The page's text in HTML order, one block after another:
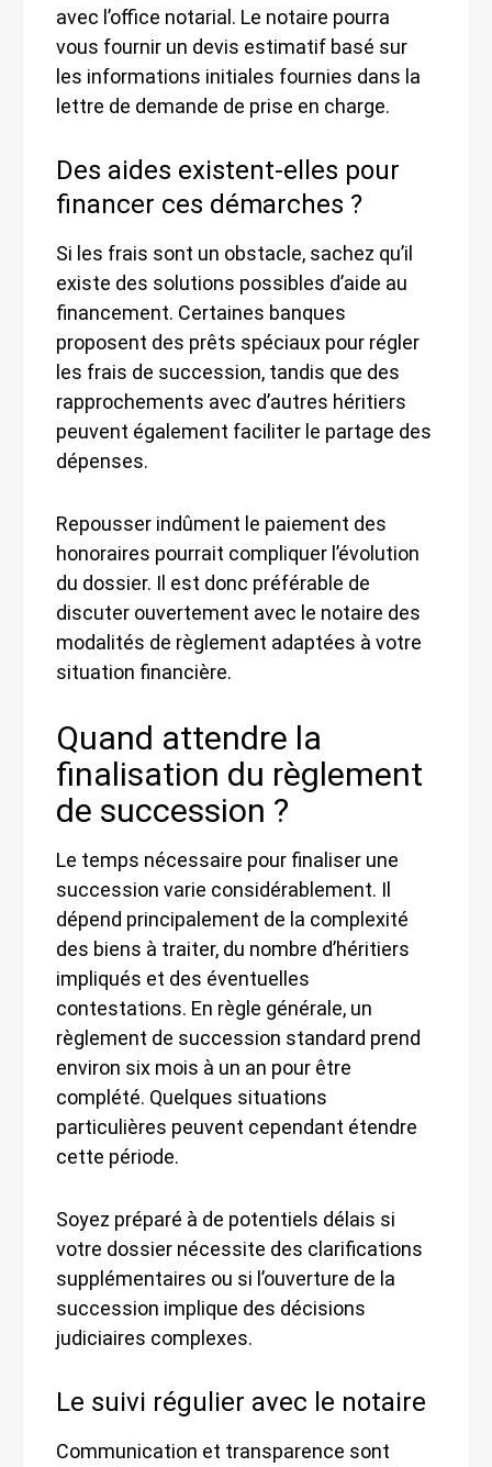
avec l’office notarial. Le notaire pourra
vous fournir un devis estimatif basé sur
les informations initiales fournies dans la
lettre de demande de prise en charge.
Des aides existent-elles pour
financer ces démarches ?
Si les frais sont un obstacle, sachez qu’il
existe des solutions possibles d’aide au
financement. Certaines banques
proposent des prêts spéciaux pour régler
les frais de succession, tandis que des
rapprochements avec d’autres héritiers
peuvent également faciliter le partage des
dépenses.
Repousser indûment le paiement des
honoraires pourrait compliquer l’évolution
du dossier. Il est donc préférable de
discuter ouvertement avec le notaire des
modalités de règlement adaptées à votre
situation financière.
Quand attendre la
finalisation du règlement
de succession ?
Le temps nécessaire pour finaliser une
succession varie considérablement. Il
dépend principalement de la complexité
des biens à traiter, du nombre d’héritiers
impliqués et des éventuelles
contestations. En règle générale, un
règlement de succession standard prend
environ six mois à un an pour être
complété. Quelques situations
particulières peuvent cependant étendre
cette période.
Soyez préparé à de potentiels délais si
votre dossier nécessite des clarifications
supplémentaires ou si l’ouverture de la
succession implique des décisions
judiciaires complexes.
Le suivi régulier avec le notaire
Communication et transparence sont